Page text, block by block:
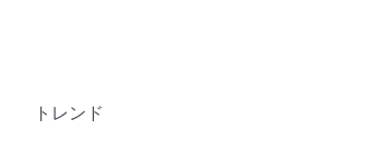
トレンド